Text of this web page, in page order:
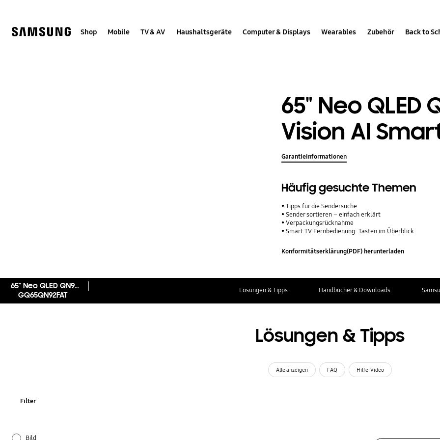
help
Shop Mobile TV & AV Haushaltsgeräte Computer & Displays Wearables Zubehör Back to
65" Neo QLED
Vision AI
Garantieinformationen
Häufig gesuchte Themen
Tipps für die Sendersuche
Sender sortieren – einfach erklärt
Verpackungsrücknahme
Smart TV Fernbedienung: Tasten im Überblick
Konformitätserklärung(PDF) herunterladen
65" Neo QLED QN92F 4K Vision AI Smart TV (2025)
GQ65QN92FAT
Lösungen & Tipps Handbücher & Downloads
Lösungen & Tipps
Alle anzeigen FAQ Hilfe-Video
Filter
Bild